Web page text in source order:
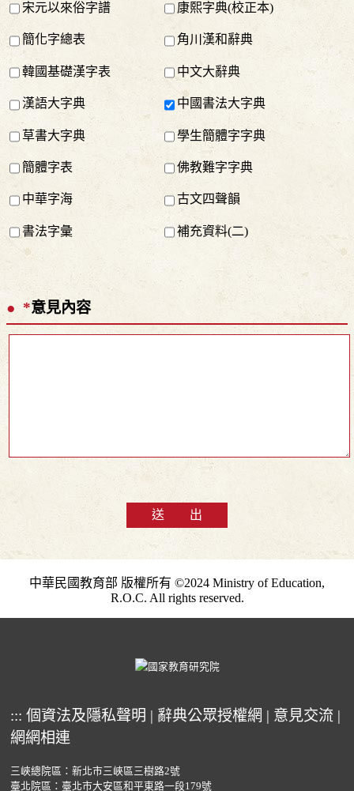
宋元以來俗字譜 康熙字典(校正本)
簡化字總表 角川漢和辭典
韓國基礎漢字表 中文大辭典
漢語大字典 中國書法大字典
草書大字典 學生簡體字字典
簡體字表 佛教難字字典
中華字海 古文四聲韻
書法字彙 補充資料(二)
*意見內容
送 出
中華民國教育部 版權所有 ©2024 Ministry of Education,
R.O.C. All rights reserved.
::: 個資法及隱私聲明 | 辭典公眾授權網 | 意見交流 |
網網相連
三峽總院區：新北市三峽區三樹路2號
臺北院區：臺北市大安區和平東路一段179號